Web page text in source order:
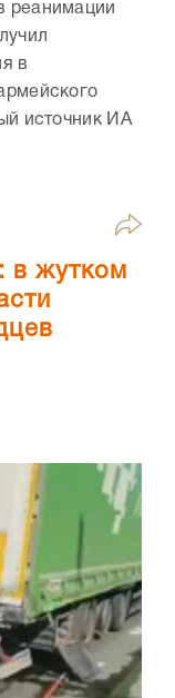
реанимации
в
источник ИА
в жутком